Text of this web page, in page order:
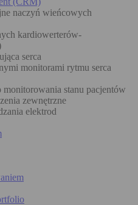
naczyń wieńcowych
kardiowerterów-
serca
monitorami rytmu serca
monitorowania stanu pacjentów
zewnętrzne
elektrod